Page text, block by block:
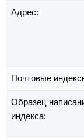
Адрес:
Почтовые
Образец
индекса: